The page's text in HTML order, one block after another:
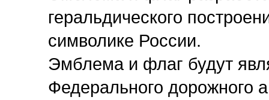
геральдического
символике России.
Эмблема и флаг будут
Федерального дорожного